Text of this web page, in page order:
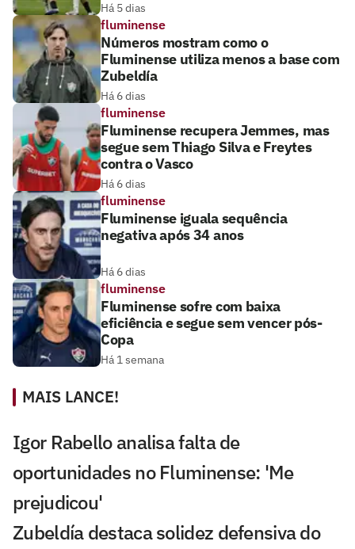
Há 5 dias
fluminense
Números mostram como o
Fluminense utiliza menos a base com
Zubeldía
Há 6 dias
fluminense
Fluminense recupera Jemmes, mas
segue sem Thiago Silva e Freytes
contra o Vasco
Há 6 dias
fluminense
Fluminense iguala sequência
negativa após 34 anos
Há 6 dias
fluminense
Fluminense sofre com baixa
eficiência e segue sem vencer pós-
Copa
Há 1 semana
MAIS LANCE!
Igor Rabello analisa falta de
oportunidades no Fluminense: 'Me
prejudicou'
Zubeldía destaca solidez defensiva do